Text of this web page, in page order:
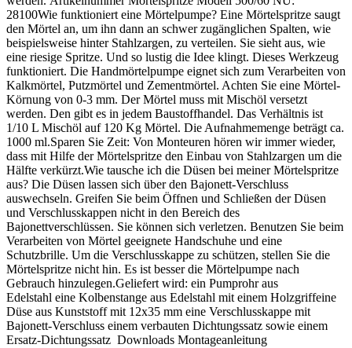
28100Wie funktioniert eine Mörtelpumpe? Eine Mörtelspritze saugt
den Mörtel an, um ihn dann an schwer zugänglichen Spalten, wie
beispielsweise hinter Stahlzargen, zu verteilen. Sie sieht aus, wie
eine riesige Spritze. Und so lustig die Idee klingt. Dieses Werkzeug
funktioniert. Die Handmörtelpumpe eignet sich zum Verarbeiten von
Kalkmörtel, Putzmörtel und Zementmörtel. Achten Sie eine Mörtel-
Körnung von 0-3 mm. Der Mörtel muss mit Mischöl versetzt
werden. Den gibt es in jedem Baustoffhandel. Das Verhältnis ist
1/10 L Mischöl auf 120 Kg Mörtel. Die Aufnahmemenge beträgt ca.
1000 ml.Sparen Sie Zeit: Von Monteuren hören wir immer wieder,
dass mit Hilfe der Mörtelspritze den Einbau von Stahlzargen um die
Hälfte verkürzt.Wie tausche ich die Düsen bei meiner Mörtelspritze
aus? Die Düsen lassen sich über den Bajonett-Verschluss
auswechseln. Greifen Sie beim Öffnen und Schließen der Düsen
und Verschlusskappen nicht in den Bereich des
Bajonettverschlüssen. Sie können sich verletzen. Benutzen Sie beim
Verarbeiten von Mörtel geeignete Handschuhe und eine
Schutzbrille. Um die Verschlusskappe zu schützen, stellen Sie die
Mörtelspritze nicht hin. Es ist besser die Mörtelpumpe nach
Gebrauch hinzulegen.Geliefert wird: ein Pumprohr aus
Edelstahl eine Kolbenstange aus Edelstahl mit einem Holzgriffeine
Düse aus Kunststoff mit 12x35 mm eine Verschlusskappe mit
Bajonett-Verschluss einem verbauten Dichtungssatz sowie einem
Ersatz-Dichtungssatz Downloads Montageanleitung